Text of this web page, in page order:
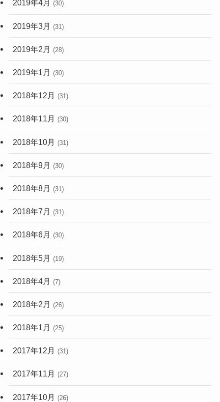
2019年4月 (30)
2019年3月 (31)
2019年2月 (28)
2019年1月 (30)
2018年12月 (31)
2018年11月 (30)
2018年10月 (31)
2018年9月 (30)
2018年8月 (31)
2018年7月 (31)
2018年6月 (30)
2018年5月 (19)
2018年4月 (7)
2018年2月 (26)
2018年1月 (25)
2017年12月 (31)
2017年11月 (27)
2017年10月 (26)